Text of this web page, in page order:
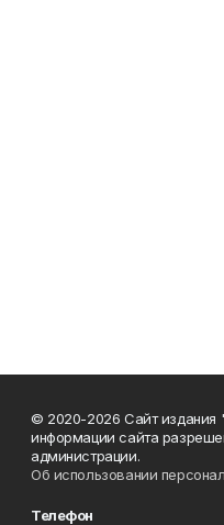
© 2020-2026 Сайт издания
информации сайта
администрации.
Об использовании
Телефон